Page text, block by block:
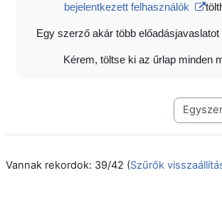
bejelentkezett felhasználók
Egy szerző akár több előadásjavaslatot
Kérem, töltse ki az űrlap minden
Vannak rekordok: 39/42 (Szűrők